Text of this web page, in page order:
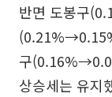
반면 도봉구
구
상승세는 유지